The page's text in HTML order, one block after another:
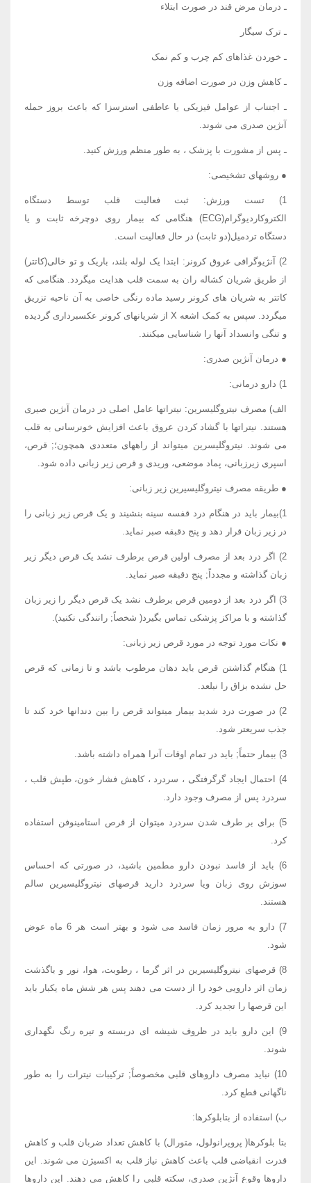
ـ درمان مرض قند در صورت ابتلاء
ـ ترک سیگار
ـ خوردن غذاهای کم چرب و کم نمک
ـ کاهش وزن در صورت اضافه وزن
ـ اجتناب از عوامل فیزیکی یا عاطفی استرسزا که باعث بروز حمله
آنژین صدری می شوند.
ـ پس از مشورت با پزشک ، به طور منظم ورزش کنید.
● روشهای تشخیصی:
1) تست ورزش: ثبت فعالیت قلب توسط دستگاه
الکتروکاردیوگرام(ECG) هنگامی که بیمار روی دوچرخه ثابت و یا
دستگاه تردمیل(دو ثابت) در حال فعالیت است.
2) آنژیوگرافی عروق کرونر: ابتدا یک لوله بلند، باریک و تو خالی(کاتتر)
از طریق شریان کشاله ران به سمت قلب هدایت میگردد. هنگامی که
کاتتر به شریان های کرونر رسید ماده رنگی خاصی به آن ناحیه تزریق
میگردد. سپس به کمک اشعه X از شریانهای کرونر عکسبرداری گردیده
و تنگی وانسداد آنها را شناسایی میکنند.
● درمان آنژین صدری:
1) دارو درمانی:
الف) مصرف نیتروگلیسرین: نیتراتها عامل اصلی در درمان آنژین صیری
هستند. نیتراتها با گشاد کردن عروق باعث افزایش خونرسانی به قلب
می شوند. نیتروگلیسرین میتواند از راههای متعددی همچون؛; قرص،
اسپری زیرزبانی، پماد موضعی، وریدی و قرص زیر زبانی داده شود.
● طریقه مصرف نیتروگلیسیرین زیر زبانی:
1)بیمار باید در هنگام درد قفسه سینه بنشیند و یک قرص زیر زبانی را
در زیر زبان قرار دهد و پنج دقبقه صبر نماید.
2) اگر درد بعد از مصرف اولین قرص برطرف نشد یک قرص دیگر زیر
زبان گذاشته و مجدداً; پنج دقبقه صبر نماید.
3) اگر درد بعد از دومین قرص برطرف نشد یک قرص دیگر را زیر زبان
گذاشته و با مراکز پزشکی تماس بگیرد( شخصاً; رانندگی نکنید).
● نکات مورد توجه در مورد قرص زیر زبانی:
1) هنگام گذاشتن قرص باید دهان مرطوب باشد و تا زمانی که قرص
حل نشده بزاق را نبلعد.
2) در صورت درد شدید بیمار میتواند قرص را بین دندانها خرد کند تا
جذب سریعتر شود.
3) بیمار حتماً; باید در تمام اوقات آنرا همراه داشته باشد.
4) احتمال ایجاد گرگرفتگی ، سردرد ، کاهش فشار خون، طپش قلب ،
سردرد پس از مصرف وجود دارد.
5) برای بر طرف شدن سردرد میتوان از قرص استامینوفن استفاده
کرد.
6) باید از فاسد نبودن دارو مطمین باشید، در صورتی که احساس
سوزش روی زبان ویا سردرد دارید قرصهای نیتروگلیسیرین سالم
هستند.
7) دارو به مرور زمان فاسد می شود و بهتر است هر 6 ماه عوض
شود.
8) قرصهای نیتروگلیسیرین در اثر گرما ، رطوبت، هوا، نور و باگذشت
زمان اثر دارویی خود را از دست می دهند پس هر شش ماه یکبار باید
این قرصها را تجدید کرد.
9) این دارو باید در ظروف شیشه ای دربسته و تیره رنگ نگهداری
شوند.
10) نباید مصرف داروهای قلبی مخصوصاً; ترکیبات نیترات را به طور
ناگهانی قطع کرد.
ب) استفاده از بتابلوکرها:
بتا بلوکرها( پروپرانولول، متورال) با کاهش تعداد ضربان قلب و کاهش
قدرت انقباضی قلب باعث کاهش نیاز قلب به اکسیژن می شوند. این
داروها وقوع آنژین صدری، سکته قلبی را کاهش می دهند. این داروها